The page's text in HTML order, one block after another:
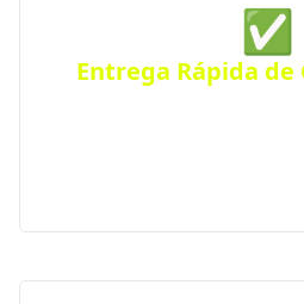
✅
Entrega Rápida de